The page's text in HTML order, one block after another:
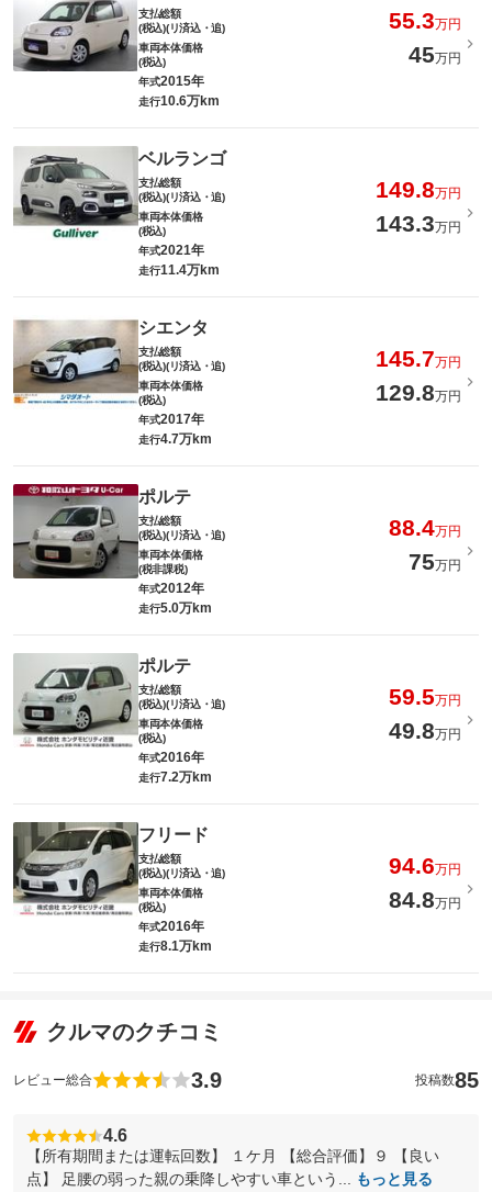
支払総額
(税込)(リ済込・追)
55.3万円
車両本体価格
(税込)
45万円
年式2015年
走行10.6万km
ベルランゴ
支払総額
(税込)(リ済込・追)
149.8万円
車両本体価格
(税込)
143.3万円
年式2021年
走行11.4万km
シエンタ
支払総額
(税込)(リ済込・追)
145.7万円
車両本体価格
(税込)
129.8万円
年式2017年
走行4.7万km
ポルテ
支払総額
(税込)(リ済込・追)
88.4万円
車両本体価格
(税非課税)
75万円
年式2012年
走行5.0万km
ポルテ
支払総額
(税込)(リ済込・追)
59.5万円
車両本体価格
(税込)
49.8万円
年式2016年
走行7.2万km
フリード
支払総額
(税込)(リ済込・追)
94.6万円
車両本体価格
(税込)
84.8万円
年式2016年
走行8.1万km
クルマのクチコミ
レビュー総合 3.9 投稿数85
4.6
【所有期間または運転回数】 １ケ月 【総合評価】９ 【良い
点】 足腰の弱った親の乗降しやすい車という...
もっと見る